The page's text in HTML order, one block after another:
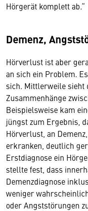
Hörgerät komplett ab.“
Demenz,
Hörverlust ist aber
an sich ein Problem.
sich. Mittlerweile sieht
Zusammenhänge
Beispielsweise kam
jüngst zum Ergebnis,
Hörverlust, an
erkranken, deutlich
Erstdiagnose ein
stellte fest, dass
Demenzdiagnose
weniger
oder Angststörungen